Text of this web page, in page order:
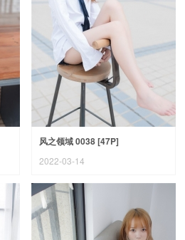
风之领域 0038 [47P]
2022-03-14